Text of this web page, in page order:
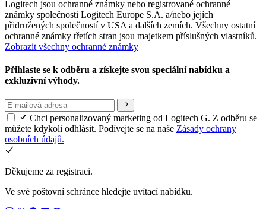
Logitech jsou ochranné známky nebo registrované ochranné
známky společnosti Logitech Europe S.A. a/nebo jejích
přidružených společností v USA a dalších zemích. Všechny ostatní
ochranné známky třetích stran jsou majetkem příslušných vlastníků.
Zobrazit všechny ochranné známky
Přihlaste se k odběru a získejte svou speciální nabídku a
exkluzivní výhody.
Chci personalizovaný marketing od Logitech G. Z odběru se
můžete kdykoli odhlásit. Podívejte se na naše Zásady ochrany
osobních údajů.
Děkujeme za registraci.
Ve své poštovní schránce hledejte uvítací nabídku.